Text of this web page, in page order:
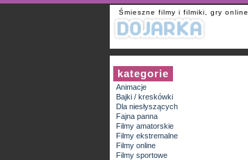
Śmieszne filmy i filmiki, gry online
kategorie
Animacje
Bajki / kreskówki
Dla niesłyszących
Fajna panna
Filmy amatorskie
Filmy ekstremalne
Filmy online
Filmy sportowe